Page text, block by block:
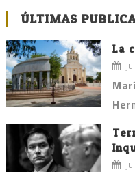
de
entradas
ÚLTIMAS
La